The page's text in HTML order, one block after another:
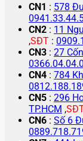
CN1 : 578
CN2 : 11
,SĐT :
CN3 : 27
CN4 : 784
CN5 : 296
TP.HCM ,
CN6 : Số 6